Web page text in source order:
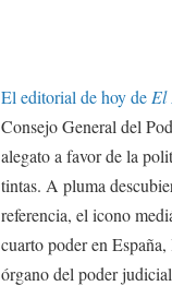
El editorial de hoy de El
Consejo General del
alegato a favor de la
tintas. A pluma
referencia, el icono
cuarto poder en
órgano del poder